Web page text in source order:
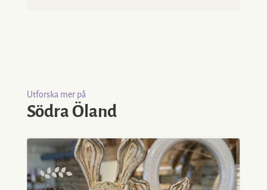
Utforska mer på
Södra Öland